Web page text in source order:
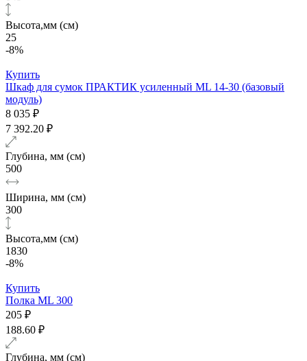
Высота,мм (см)
25
-8%
Купить
Шкаф для сумок ПРАКТИК усиленный ML 14-30 (базовый
модуль)
8 035 ₽
7 392.20 ₽
Глубина, мм (см)
500
Ширина, мм (см)
300
Высота,мм (см)
1830
-8%
Купить
Полка ML 300
205 ₽
188.60 ₽
Глубина, мм (см)